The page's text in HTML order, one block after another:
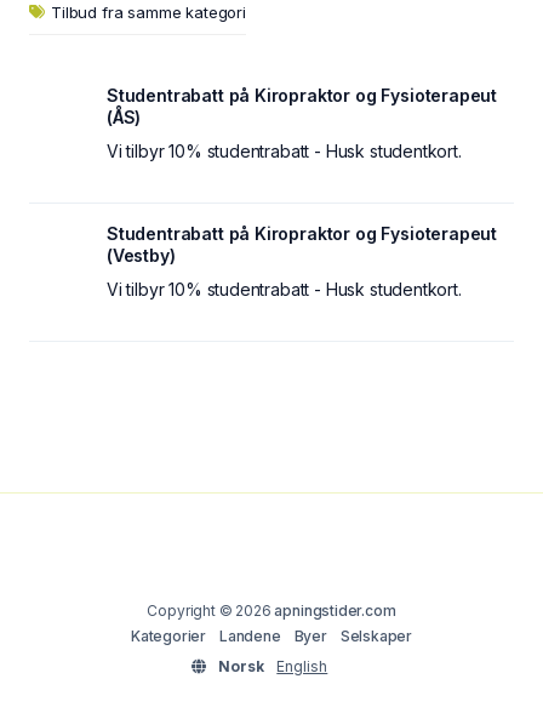
Tilbud fra samme kategori
Studentrabatt på Kiropraktor og Fysioterapeut
(ÅS)
Vi tilbyr 10% studentrabatt - Husk studentkort.
Studentrabatt på Kiropraktor og Fysioterapeut
(Vestby)
Vi tilbyr 10% studentrabatt - Husk studentkort.
Copyright © 2026apningstider.com
Kategorier
Landene Byer
Selskaper
Norsk
English